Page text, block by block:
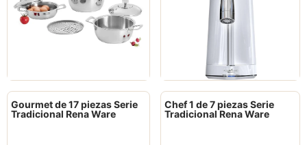
Gourmet de 17 piezas Serie
Tradicional Rena Ware
Chef 1 de 7 piezas Serie
Tradicional Rena Ware